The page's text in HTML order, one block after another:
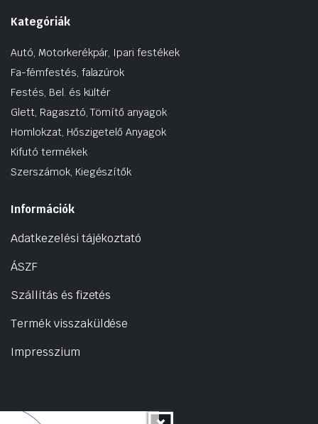
Kategóriák
Autó, Motorkerékpár, Ipari festékek
Fa-fémfestés, falazúrok
Festés, Bel. és kültér
Glett, Ragasztó, Tömítő anyagok
Homlokzat, Hőszigetelő Anyagok
Kifutó termékek
Szerszámok, Kiegészítők
Információk
Adatkezelési tájékoztató
ÁSZF
Szállítás és fizetés
Termék visszaküldése
Impresszium